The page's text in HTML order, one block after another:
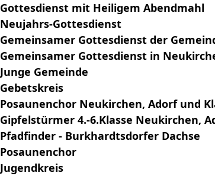
Gottesdienst mit Heiligem Abendmahl
Neujahrs-Gottesdienst
Gemeinsamer Gottesdienst der
Gemeinsamer Gottesdienst in
Junge Gemeinde
Gebetskreis
Posaunenchor Neukirchen, Adorf und
Gipfelstürmer 4.-6.Klasse Neukirchen,
Pfadfinder - Burkhardtsdorfer Dachse
Posaunenchor
Jugendkreis